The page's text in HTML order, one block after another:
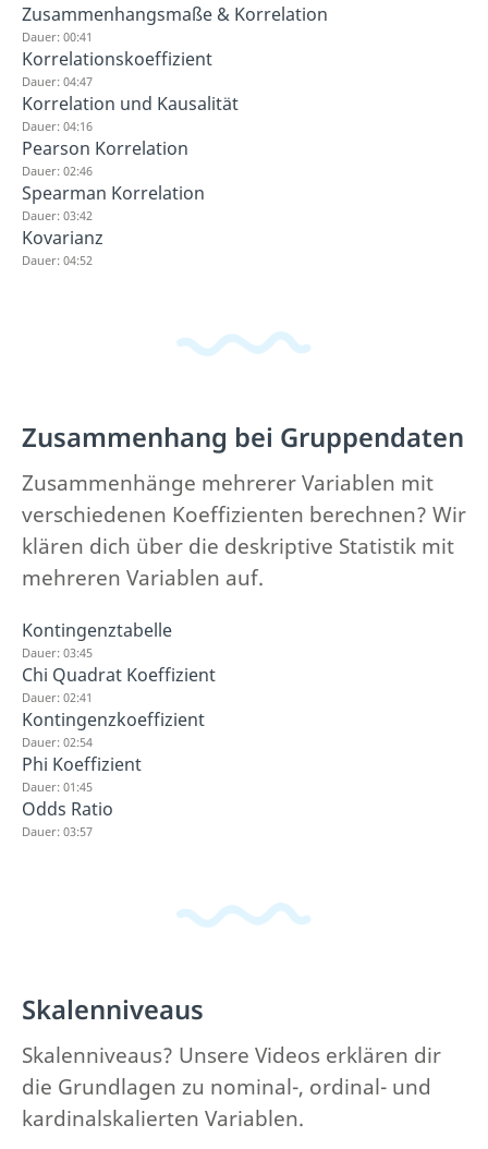
Zusammenhangsmaße & Korrelation
Dauer: 00:41
Korrelationskoeffizient
Dauer: 04:47
Korrelation und Kausalität
Dauer: 04:16
Pearson Korrelation
Dauer: 02:46
Spearman Korrelation
Dauer: 03:42
Kovarianz
Dauer: 04:52
Zusammenhang bei Gruppendaten
Zusammenhänge mehrerer Variablen mit
verschiedenen Koeffizienten berechnen? Wir
klären dich über die deskriptive Statistik mit
mehreren Variablen auf.
Kontingenztabelle
Dauer: 03:45
Chi Quadrat Koeffizient
Dauer: 02:41
Kontingenzkoeffizient
Dauer: 02:54
Phi Koeffizient
Dauer: 01:45
Odds Ratio
Dauer: 03:57
Skalenniveaus
Skalenniveaus? Unsere Videos erklären dir
die Grundlagen zu nominal-, ordinal- und
kardinalskalierten Variablen.